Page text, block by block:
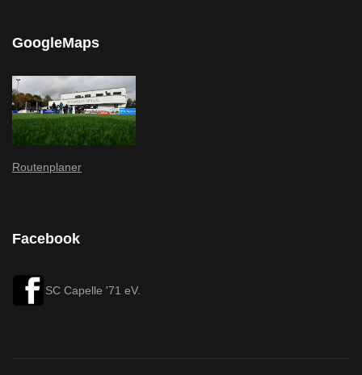
GoogleMaps
Routenplaner
Facebook
SC Capelle '71 eV.